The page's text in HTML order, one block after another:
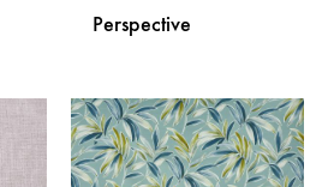
DODAJ
Perspective
NA
LISTU